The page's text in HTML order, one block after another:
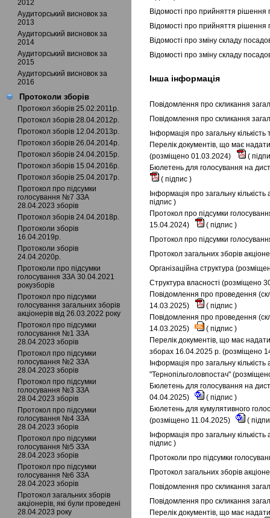
2012
Аудиторський висновок за
2013
Аудиторський висновок за
2014
Аудиторський висновок за
2015
Аудиторський висновок за
2016
Протоколи зборів
Протокол зборів 25.02.2011р.
Протокол зборів 28.04.2012р.
Протокол зборів 12.04.2013р.
Протокол зборів 26.04.2014р.
Протокол зборів 24.04.2015р.
Протокол зборів 15.04.2016р.
Протокол зборів 25.04.2017р.
Протокол про підсумки
голосування №7 ЗЗА
28.04.2023 зборів
Протокол зборів 24.04.2018р.
Протоколи зборів
16.04.2019р.
Протоколи зборів
24.04.2020р.
Протоколи про підсумки
голосування ЗЗА 30.04.2021
рокузборів
Протокол про підсумки
голосування загальних зборів
акціонерів від 26.03.2022 року
Протокол про підсумки
голосування №1 ЗЗА
28.04.2023 зборів
Протокол про підсумки
голосування №2 ЗЗА
28.04.2023 зборів
Протокол про підсумки
голосування №3 ЗЗА
28.04.2023 зборів
Протокол про підсумки
голосування №4 ЗЗА
28.04.2023 зборів
Протокол про підсумки
голосування №5 ЗЗА
28.04.2023 зборів
Протокол про підсумки
голосування №6 ЗЗА
28.04.2023 зборів
Протокол загальних зборів
акціонерів, які були проведені
28.04.2023 року
Відомості про прийняття
Відомості про прийняття
Відомості про зміну складу
Відомості про зміну складу
Інша інформація
Повідомлення про скликання
Повідомлення про скликання
Інформація про загальну
Перелік документів, що має
(розміщено 01.03.2024)
(
Бюлетень для голосування на
( підпис )
Інформація про загальну
підпис )
Протокол про підсумки
15.04.2024)
( підпис )
Протокол про підсумки
Протокол загальних зборів
Організаційна структура
Структура власності (розміщено
Повідомлення про проведення
14.03.2025)
( підпис )
Повідомлення про проведення
14.03.2025)
( підпис )
Перелік документів, що має
зборах 16.04.2025 р. (розміщено
Інформація про загальну
"Тернопільголовпостач"
Бюлетень для голосування на
04.04.2025)
( підпис )
Бюлетень для кумулятивного
(розміщено 11.04.2025)
(
Інформація про загальну
підпис )
Протоколи про підсумки
Протокол загальних зборів
Повідомлення про скликання
Повідомлення про скликання
Перелік документів, що має